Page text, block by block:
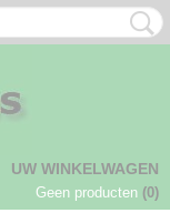
UW WINKELWAGEN
Geen producten (0)